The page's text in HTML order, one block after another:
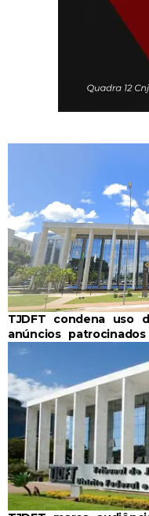
TJDFT condena uso
anúncios patrocinados